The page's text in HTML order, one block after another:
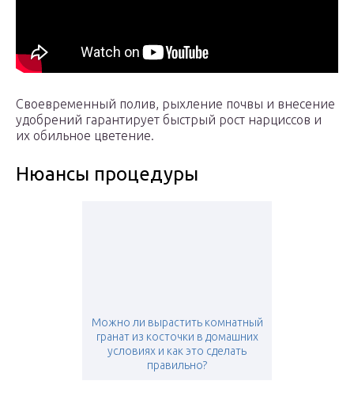
Своевременный полив, рыхление почвы и внесение
удобрений гарантирует быстрый рост нарциссов и
их обильное цветение.
Нюансы процедуры
Можно ли вырастить комнатный
гранат из косточки в домашних
условиях и как это сделать
правильно?